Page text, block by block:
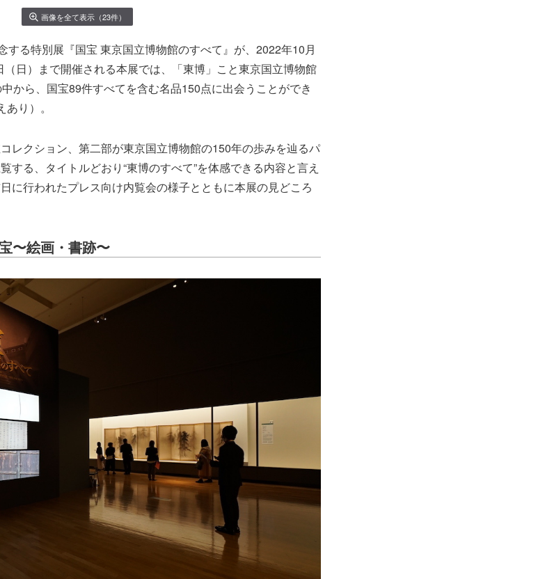
画像を全て表示（23件）
する特別展『国宝 東京国立博物館のすべて』が、2022年10月
日）まで開催される本展では、「東博」こと東京国立博物館
から、国宝89件すべてを含む名品150点に出会うことができ
り）。
レクション、第二部が東京国立博物館の150年の歩みを辿るパ
する、タイトルどおり“東博のすべて”を体感できる内容と言え
に行われたプレス向け内覧会の様子とともに本展の見どころ
〜絵画・書跡〜